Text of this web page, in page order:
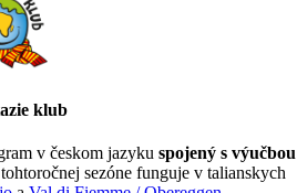
klub
v českom jazyku spojený s výučbou
sezóne funguje v talianskych